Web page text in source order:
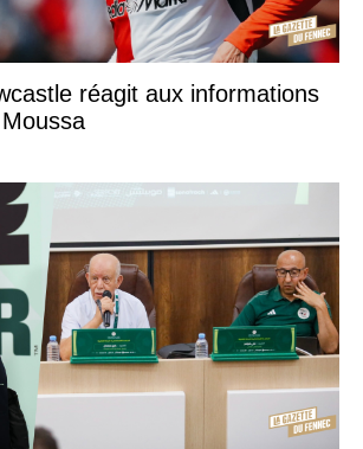
réagit aux informations